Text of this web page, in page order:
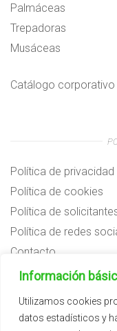
Información
Utilizamos cookies
datos estadísticos y
Palmáceas
Trepadoras
Musáceas
Catálogo corporativo
Política de privacidad
Política de cookies
Política de
Política de redes
Contacto
Preguntas frecuentes